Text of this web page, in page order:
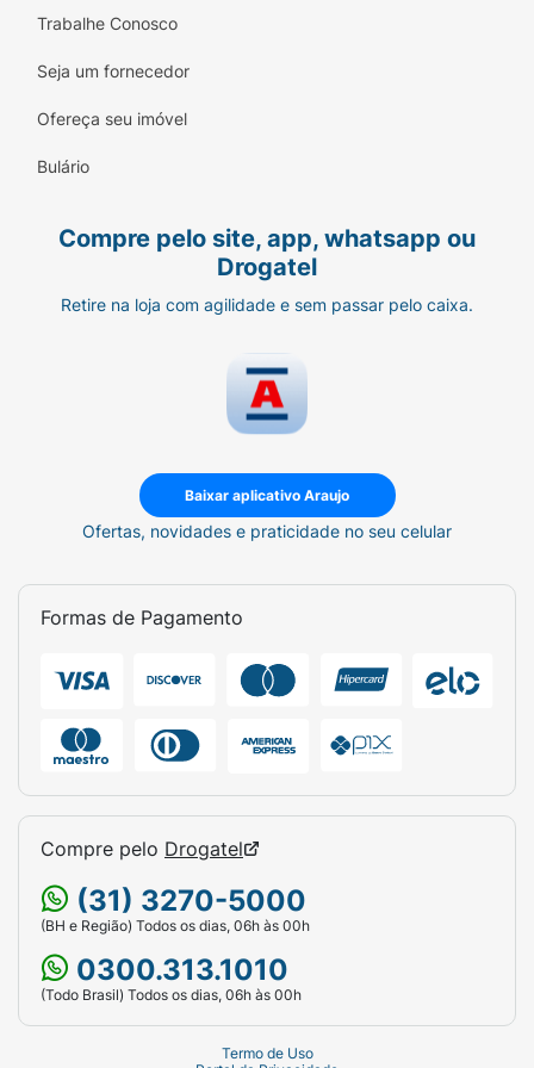
Trabalhe Conosco
Seja um fornecedor
Ofereça seu imóvel
Bulário
Compre pelo site, app, whatsapp ou
Drogatel
Retire na loja com agilidade e sem passar pelo caixa.
Baixar aplicativo Araujo
Ofertas, novidades e praticidade no seu celular
Formas de Pagamento
Compre pelo Drogatel
(31) 3270-5000
(BH e Região) Todos os dias, 06h às 00h
0300.313.1010
(Todo Brasil) Todos os dias, 06h às 00h
Termo de Uso